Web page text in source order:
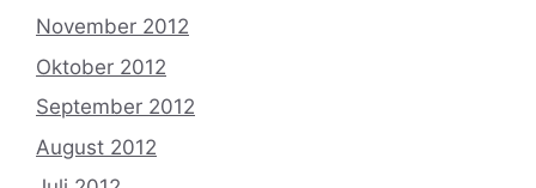
November 2012
Oktober 2012
September 2012
August 2012